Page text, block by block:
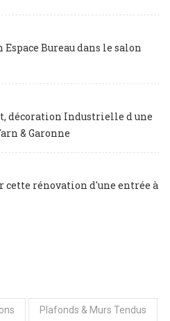
Bureau dans le salon
décoration Industrielle d une
& Garonne
cette rénovation d'une entrée à
Plafonds & Murs Tendus